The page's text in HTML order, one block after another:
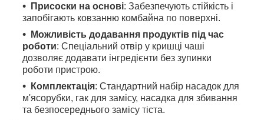
Присоски на основі: Забезпечують стійкість і
запобігають ковзанню комбайна по поверхні.
Можливість додавання продуктів під час
роботи: Спеціальний отвір у кришці чаші
дозволяє додавати інгредієнти без зупинки
роботи пристрою.
Комплектація: Стандартний набір насадок для
м'ясорубки, гак для замісу, насадка для збивання
та безпосереднього замісу тіста.